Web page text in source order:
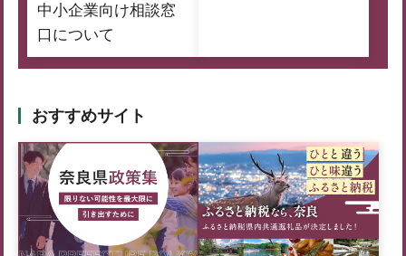
中小企業向け相談窓
口について
おすすめサイト